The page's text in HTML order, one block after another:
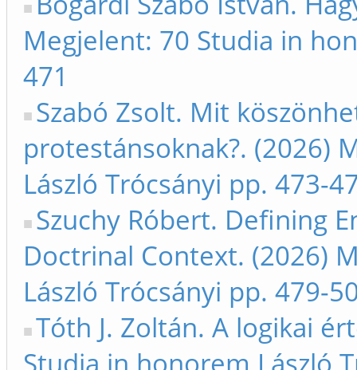
Megjelent: 70 Studia in
471
Szabó Zsolt. Mit
protestánsoknak?. (2026)
László Trócsányi pp. 473-
Szuchy Róbert. Defining
Doctrinal Context. (2026)
László Trócsányi pp. 479-
Tóth J. Zoltán. A logikai